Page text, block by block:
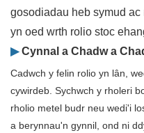
gosodiadau heb symud
yn oed wrth rolio stoc
▶Cynnal a Chadw a
Cadwch y felin rolio yn lân,
cywirdeb. Sychwch y rholeri
rholio metel budr neu wedi'i
a berynnau'n gynnil, ond ni